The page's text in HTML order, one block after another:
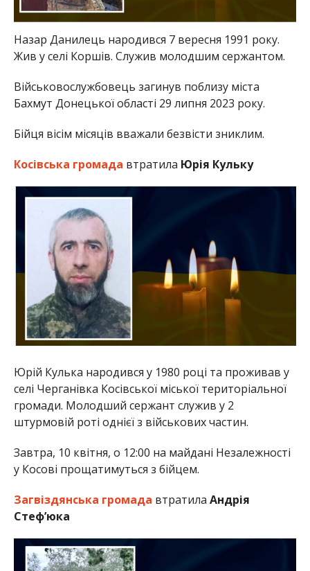
Назар Данилець народився 7 вересня 1991 року.
Жив у селі Коршів. Служив молодшим сержантом.
Військовослужбовець загинув поблизу міста
Бахмут Донецької області 29 липня 2023 року.
Бійця вісім місяців вважали безвісти зниклим.
Косівська громада втратила Юрія Кульку
Юрій Кулька народився у 1980 році та проживав у
селі Черганівка Косівської міської територіальної
громади. Молодший сержант служив у 2
штурмовій роті однієї з військових частин.
Завтра, 10 квітня, о 12:00 на майдані Незалежності
у Косові прощатимуться з бійцем.
Загвіздянська громада втратила Андрія
Стеф’юка